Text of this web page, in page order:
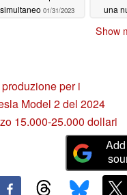
simultaneo 01/31/2023
una
Show
per i
Model 2 del 2024
15.000-25.000 dollari